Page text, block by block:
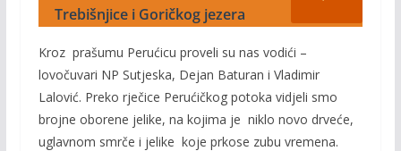
Trebišnjice i Goričkog jezera
Kroz prašumu Perućicu proveli su nas vodići –
lovočuvari NP Sutjeska, Dejan Baturan i Vladimir
Lalović. Preko rječice Perućičkog potoka vidjeli smo
brojne oborene jelike, na kojima je niklo novo drveće,
uglavnom smrče i jelike koje prkose zubu vremena.